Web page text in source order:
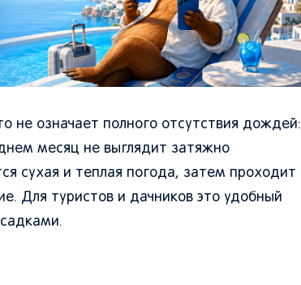
не означает полного отсутствия дождей:
месяц не выглядит затяжно
сухая и теплая погода, затем проходит
Для туристов и дачников это удобный